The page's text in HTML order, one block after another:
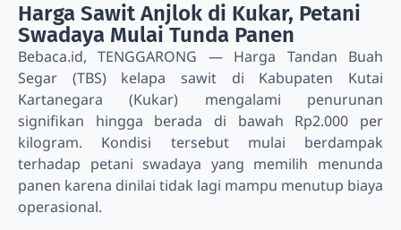
Harga Sawit Anjlok di Kukar, Petani
Swadaya Mulai Tunda Panen
Bebaca.id, TENGGARONG — Harga Tandan Buah
Segar (TBS) kelapa sawit di Kabupaten Kutai
Kartanegara (Kukar) mengalami penurunan
signifikan hingga berada di bawah Rp2.000 per
kilogram. Kondisi tersebut mulai berdampak
terhadap petani swadaya yang memilih menunda
panen karena dinilai tidak lagi mampu menutup biaya
operasional.